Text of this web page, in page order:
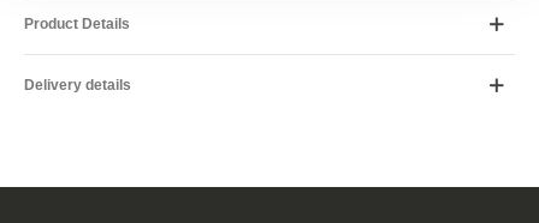
Product Details
Delivery details